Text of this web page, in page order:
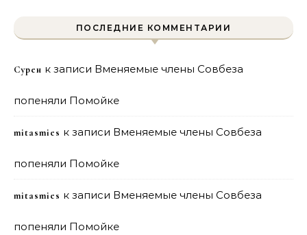
ПОСЛЕДНИЕ КОММЕНТАРИИ
Сурен к записи Вменяемые члены Совбеза
попеняли Помойке
mitasmies к записи Вменяемые члены Совбеза
попеняли Помойке
mitasmies к записи Вменяемые члены Совбеза
попеняли Помойке